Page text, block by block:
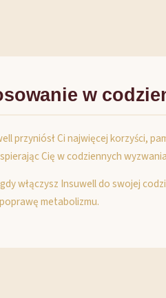
w
przyniósł Ci najwięcej korzyści,
Cię w codziennych
włączysz Insuwell do swojej
metabolizmu.